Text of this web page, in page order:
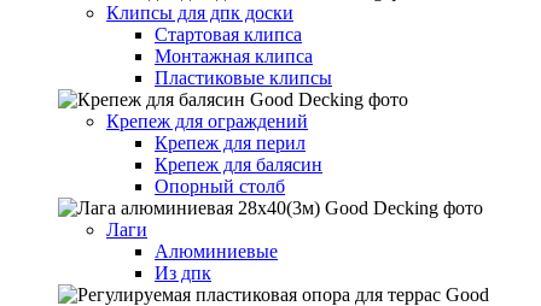
Клипсы для дпк доски
Стартовая клипса
Монтажная клипса
Пластиковые клипсы
Крепеж для ограждений
Крепеж для перил
Крепеж для балясин
Опорный столб
Лаги
Алюминиевые
Из дпк